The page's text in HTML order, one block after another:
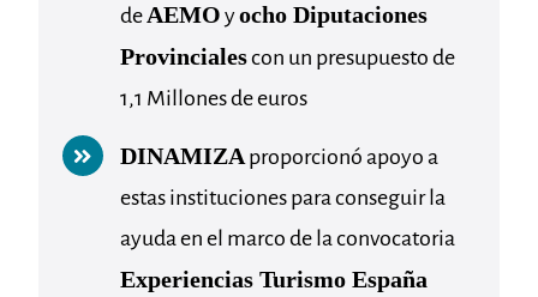
de AEMO yocho Diputaciones
Provincialescon un presupuesto de
1,1 Millones de euros
DINAMIZAproporcionó apoyo a
estas instituciones para conseguir la
ayuda en el marco de la convocatoria
Experiencias Turismo España